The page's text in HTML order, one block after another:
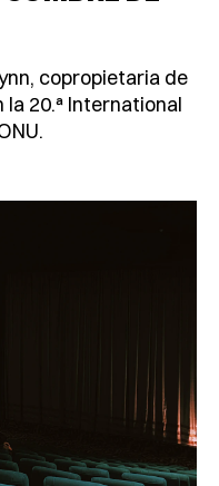
copropietaria de
20.ª International